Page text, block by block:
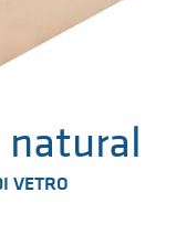
natural
VETRO